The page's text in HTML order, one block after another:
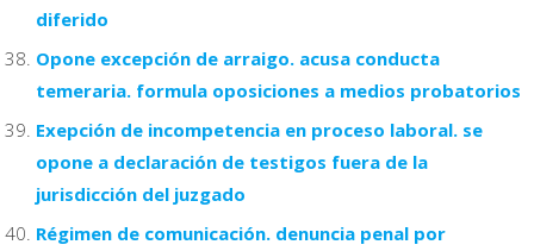
diferido
Opone excepción de arraigo. acusa conducta
temeraria. formula oposiciones a medios probatorios
Exepción de incompetencia en proceso laboral. se
opone a declaración de testigos fuera de la
jurisdicción del juzgado
Régimen de comunicación. denuncia penal por